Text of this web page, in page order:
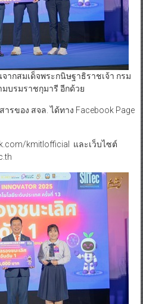
ากสมเด็จพระกนิษฐาธิราชเจ้า กรม
บรมราชกุมารี อีกด้วย
รของ สจล. ได้ทาง Facebook Page
kmitlofficial และเว็บไซต์